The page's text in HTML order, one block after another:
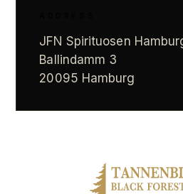
JFN Spirituosen
Ballindamm 3
20095 Hamburg